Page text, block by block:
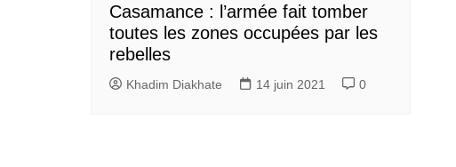
Casamance : l’armée fait tomber
toutes les zones occupées par les
rebelles
Khadim Diakhate 14 juin 2021 0